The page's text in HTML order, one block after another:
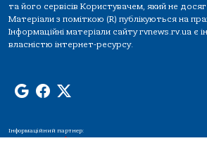
та його сервісів Користувачем, який не досяг
Матеріали з поміткою (R) публікуються на
Інформаційні матеріали сайту rvnews.rv.ua є
власністю інтернет-ресурсу.
Інформаційний партнер: